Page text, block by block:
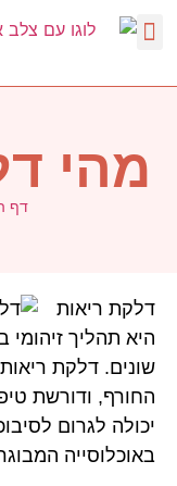
מהי
דף
דלקת ריאות
היא תהליך
שונים. דלקת
החורף, ודורשת
יכולה לגרום
באוכלוסייה